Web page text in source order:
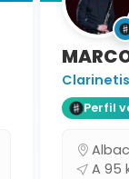
Perfil
A 95